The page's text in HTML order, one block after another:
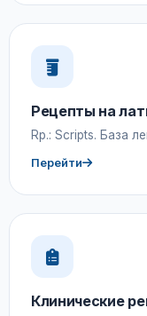
Рецепты на
Rp.: Scripts. База
Перейти
Клинические